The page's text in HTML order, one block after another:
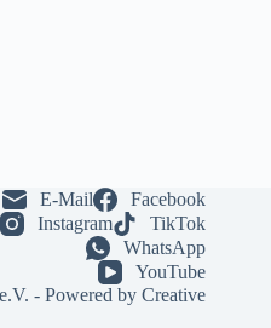
E-Mail
Facebook
Instagram
TikTok
WhatsApp
YouTube
- Powered by Creative